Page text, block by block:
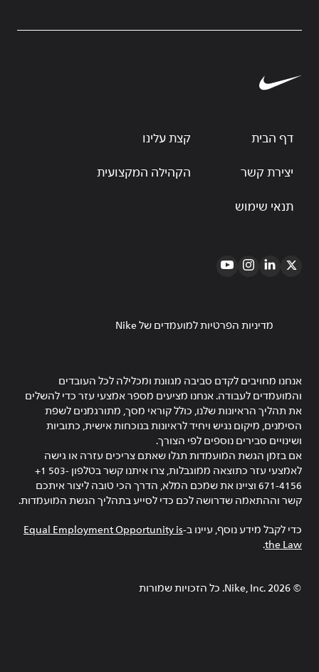
דף הבית קצת עלינו
יצירת קשר הקהילה המקצועית
תנאי שימוש
מדיניות הפרטיות למועמדים של Nike
אנחנו מחויבים לקדם סביבה מגוונת ומכלילה לכל העובדים
והמועמדים לעבודה. אנחנו מציעים מספר אמצעי עזר כדי להשלים
את תהליך הראיונות שלנו, כולל קוראי מסך, מתורגמנים לשפת
הסימנים, מיקום נגיש ויחיד לראיונות בנוכחות אישית, כתוביות
ושינויים סבירים נוספים לפי הצורך.
אם בזמן הגשת המועמדות תגלו שאתם צריכים עזרה או גישה
לאמצעי עזר כתוצאה ממוגבלות, צרו איתנו קשר בטלפון ‎+1 503-
671-4156 וציינו את שמכם המלא, הדרך הכי טובה ליצור איתכם
קשר וההתאמה שדרושה לכם כדי לסייע בתהליך הגשת המועמדות.
כדי לקבל מידע נוסף, עיינו ב-Equal Employment Opportunity is
the Law
.
©
2026